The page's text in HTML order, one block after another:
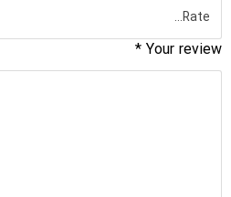
Your review
*